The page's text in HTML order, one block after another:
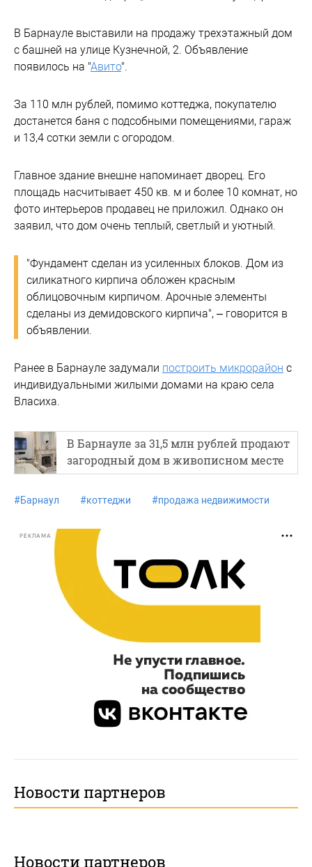
В Барнауле выставили на продажу трехэтажный дом
с башней на улице ​Кузнечной, 2. Объявление
появилось на "Авито".
За 110 млн рублей, помимо коттеджа, покупателю
достанется баня с подсобными помещениями, гараж
и 13,4 сотки земли с огородом.
Главное здание внешне напоминает дворец. Его
площадь насчитывает 450 кв. м и более 10 комнат, но
фото интерьеров продавец не приложил. Однако он
заявил, что дом очень теплый, светлый и уютный.
"Фундамент сделан из усиленных блоков. Дом из
силикатного кирпича обложен красным
облицовочным кирпичом. Арочные элементы
сделаны из демидовского кирпича", – говорится в
объявлении.
Ранее в Барнауле задумали построить микрорайон с
индивидуальными жилыми домами на краю села
Власиха.
В Барнауле за 31,5 млн рублей продают
загородный дом в живописном месте
#Барнаул #коттеджи #продажа недвижимости
РЕКЛАМА
Новости партнеров
Новости партнеров